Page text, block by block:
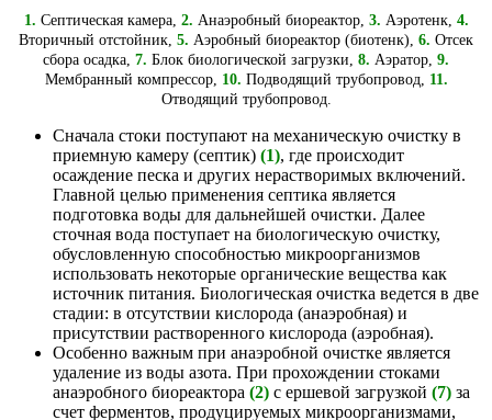
1. Септическая камера, 2. Анаэробный биореактор, 3. Аэротенк, 4.
Вторичный отстойник, 5. Аэробный биореактор (биотенк), 6. Отсек
сбора осадка, 7. Блок биологической загрузки, 8. Аэратор, 9.
Мембранный компрессор, 10. Подводящий трубопровод, 11.
Отводящий трубопровод.
Сначала стоки поступают на механическую очистку в
приемную камеру (септик) (1), где происходит
осаждение песка и других нерастворимых включений.
Главной целью применения септика является
подготовка воды для дальнейшей очистки. Далее
сточная вода поступает на биологическую очистку,
обусловленную способностью микроорганизмов
использовать некоторые органические вещества как
источник питания. Биологическая очистка ведется в две
стадии: в отсутствии кислорода (анаэробная) и
присутствии растворенного кислорода (аэробная).
Особенно важным при анаэробной очистке является
удаление из воды азота. При прохождении стоками
анаэробного биореактора (2) с ершевой загрузкой (7) за
счет ферментов, продуцируемых микроорганизмами,